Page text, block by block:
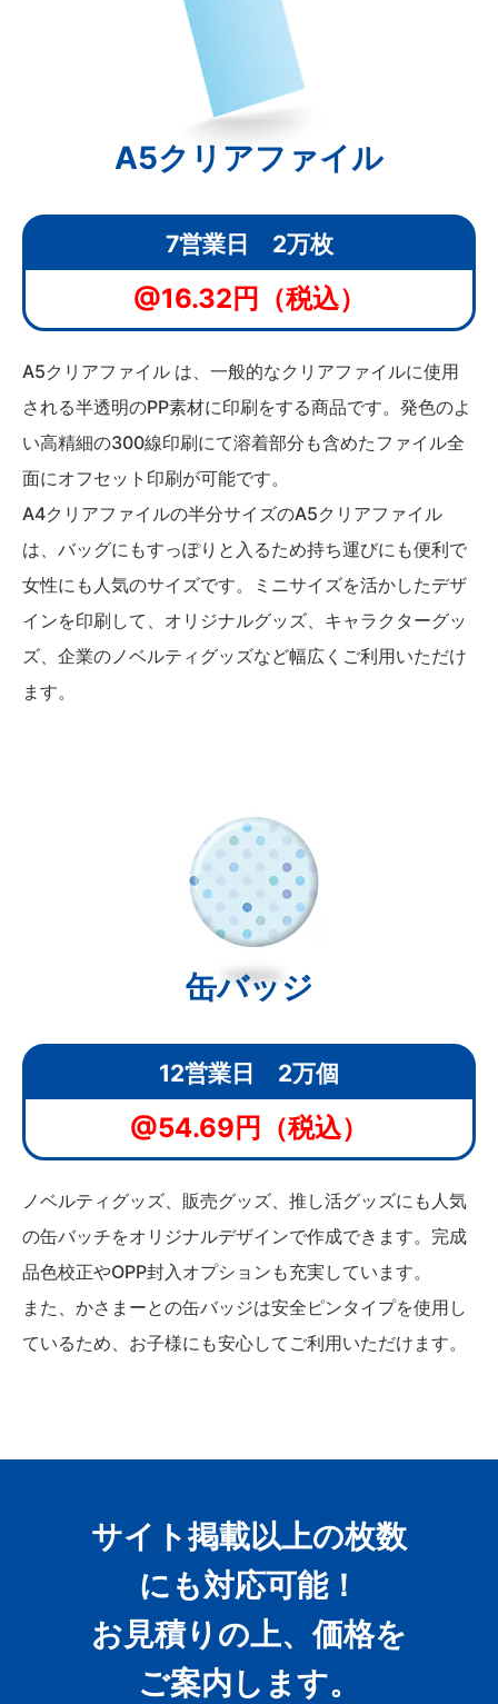
A5クリアファイル
7営業日 2万枚
@16.32円（税込）
A5クリアファイル は、一般的なクリアファイルに使用
される半透明のPP素材に印刷をする商品です。発色のよ
い高精細の300線印刷にて溶着部分も含めたファイル全
面にオフセット印刷が可能です。
A4クリアファイルの半分サイズのA5クリアファイル
は、バッグにもすっぽりと入るため持ち運びにも便利で
女性にも人気のサイズです。ミニサイズを活かしたデザ
インを印刷して、オリジナルグッズ、キャラクターグッ
ズ、企業のノベルティグッズなど幅広くご利用いただけ
ます。
缶バッジ
12営業日 2万個
@54.69円（税込）
ノベルティグッズ、販売グッズ、推し活グッズにも人気
の缶バッチをオリジナルデザインで作成できます。完成
品色校正やOPP封入オプションも充実しています。
また、かさまーとの缶バッジは安全ピンタイプを使用し
ているため、お子様にも安心してご利用いただけます。
サイト掲載以上の枚数
にも対応可能！
お見積りの上、価格を
ご案内します。